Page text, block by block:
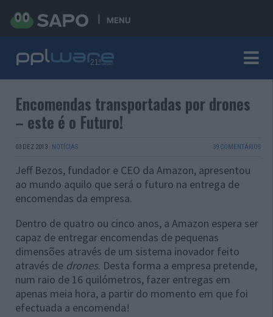
MENU
Encomendas transportadas por drones
– este é o Futuro!
03 DEZ 2013 · NOTÍCIAS 39 COMENTÁRIOS
Jeff Bezos, fundador e CEO da Amazon, apresentou
ao mundo aquilo que será o futuro na entrega de
encomendas da empresa.
Dentro de quatro ou cinco anos, a Amazon espera ser
capaz de entregar encomendas de pequenas
dimensões através de um sistema inovador feito
através de drones. Desta forma a empresa pretende,
num raio de 16 quilómetros, fazer entregas em
apenas meia hora, a partir do momento em que foi
efectuada a encomenda!